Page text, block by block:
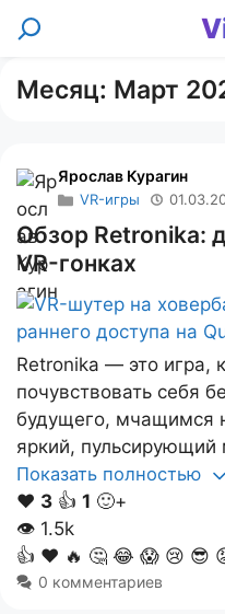
Перейти
Поиск
Месяц: Март
Ярослав Курагин
VR-игры
Обзор Retronika:
VR-гонках
Retronika — это игра,
почувствовать себя
будущего, мчащимся
яркий, пульсирующий
Показать полностью
❤️ 3 👍 1 🙂+
👁 1.5k
👍 ❤️ 🔥 🤔 😂 😱 😢 😎
0 комментариев